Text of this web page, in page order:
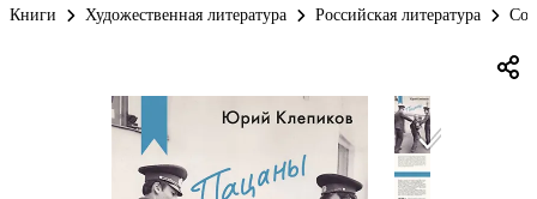
Книги Художественная литература Российская литература